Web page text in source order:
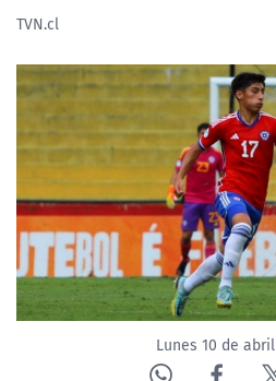
TVN PLAY
PROGRAMAS
TELESERIES
NTV
ACTUALIDAD Y TENDENCIAS
CORPORATIVO Y
CANAL DE DENUNCIAS
TVN.cl
Lunes 10 de